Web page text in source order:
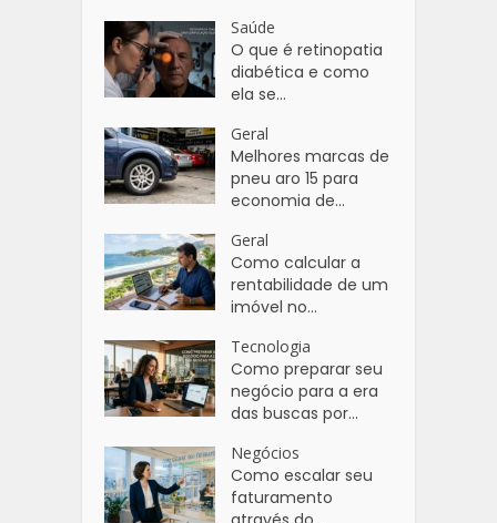
Saúde
O que é retinopatia
diabética e como
ela se...
Geral
Melhores marcas de
pneu aro 15 para
economia de...
Geral
Como calcular a
rentabilidade de um
imóvel no...
Tecnologia
Como preparar seu
negócio para a era
das buscas por...
Negócios
Como escalar seu
faturamento